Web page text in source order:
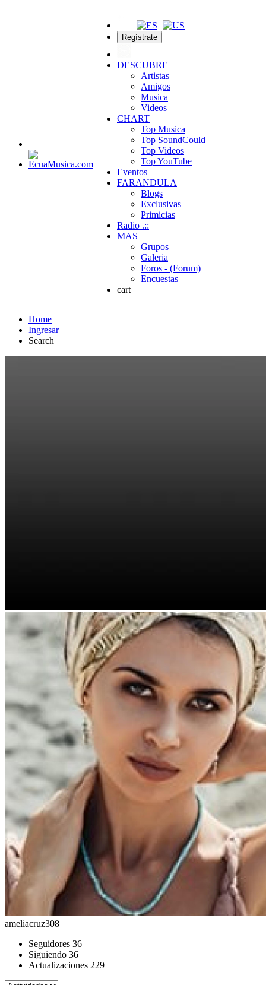
Regístrate
DESCUBRE
Artistas
Amigos
Musica
Videos
CHART
Top Musica
Top SoundCould
Top Videos
Top YouTube
Eventos
FARANDULA
Blogs
Exclusivas
Primicias
Radio .::
MAS +
Grupos
Galeria
Foros - (Forum)
Encuestas
cart
Home
Ingresar
Search
ameliacruz308
Seguidores 36
Siguiendo 36
Actualizaciones 229